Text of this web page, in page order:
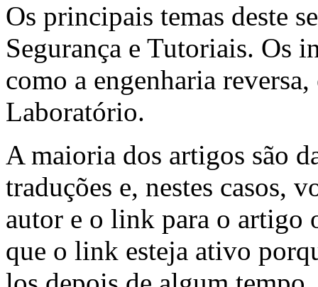
Os principais temas deste
Segurança e Tutoriais. Os
como a engenharia
Laboratório.
A maioria dos artigos são
traduções e, nestes casos,
autor e o link para o artigo
que o link esteja ativo